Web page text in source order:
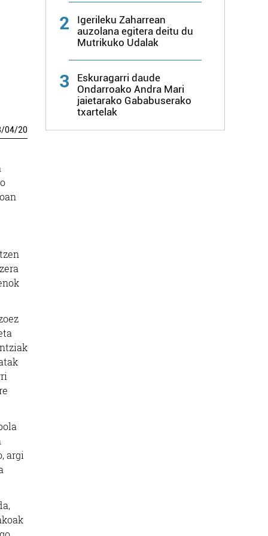
/04/20
argi
2
Igerileku Zaharrean
auzolana egitera deitu du
Mutrikuko Udalak
3
Eskuragarri daude
Ondarroako Andra Mari
jaietarako Gababuserako
txartelak